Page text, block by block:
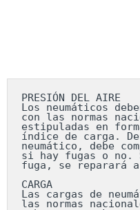
PRESIÓN DEL AIRE
Los neumáticos
con las normas
estipuladas en
índice de carga.
neumático, debe
si hay fugas o no.
fuga, se reparará
CARGA
Las cargas de
las normas